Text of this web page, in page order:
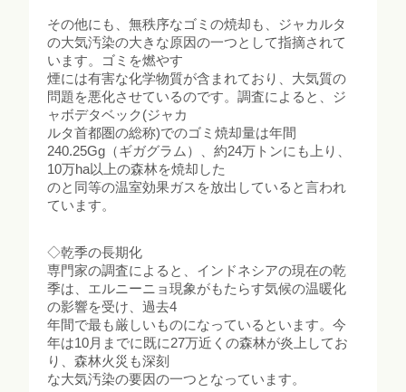
その他にも、無秩序なゴミの焼却も、ジャカルタ
の大気汚染の大きな原因の一つとして指摘されて
います。ゴミを燃やす
煙には有害な化学物質が含まれており、大気質の
問題を悪化させているのです。調査によると、ジ
ャボデタベック(ジャカ
ルタ首都圏の総称)でのゴミ焼却量は年間
240.25Gg（ギガグラム）、約24万トンにも上り、
10万ha以上の森林を焼却した
のと同等の温室効果ガスを放出していると言われ
ています。
◇乾季の長期化
専門家の調査によると、インドネシアの現在の乾
季は、エルニーニョ現象がもたらす気候の温暖化
の影響を受け、過去4
年間で最も厳しいものになっているといます。今
年は10月までに既に27万近くの森林が炎上してお
り、森林火災も深刻
な大気汚染の要因の一つとなっています。